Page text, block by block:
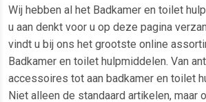
Wij hebben al het Badkamer en toilet
u aan denkt voor u op deze pagina
vindt u bij ons het grootste online
Badkamer en toilet hulpmiddelen. Van
accessoires tot aan badkamer en toilet
Niet alleen de standaard artikelen, maar